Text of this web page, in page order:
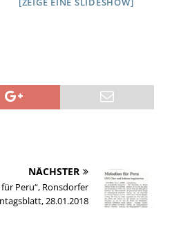
NÄCHSTER
Peru“, Ronsdorfer
28.01.2018